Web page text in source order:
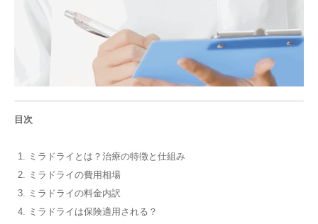
目次
ミラドライとは？治療の特徴と仕組み
ミラドライの費用相場
ミラドライの料金内訳
ミラドライは保険適用される？